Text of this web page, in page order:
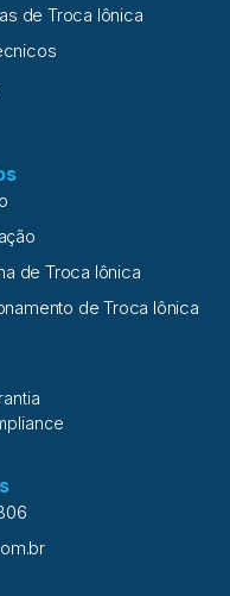
de Troca Iônica
de Troca Iônica
de Troca Iônica